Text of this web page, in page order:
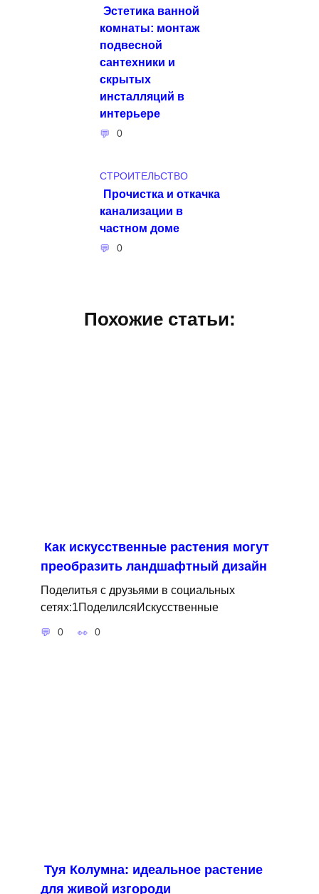
Эстетика ванной
комнаты: монтаж
подвесной
сантехники и
скрытых
инсталляций в
интерьере
0
СТРОИТЕЛЬСТВО
Прочистка и откачка
канализации в
частном доме
0
Похожие статьи:
Как искусственные растения могут
преобразить ландшафтный дизайн
Поделитья с друзьями в социальных
сетях:1ПоделилсяИскусственные
0 0
Туя Колумна: идеальное растение
для живой изгороди